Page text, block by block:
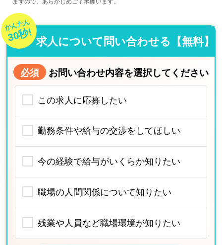
ますので、あらかじめご了承願います。
かんたん
30秒! 求人について問い合わせる【無料】
必須 お問い合わせ内容を選択してください
この求人に応募したい
勤務条件や給与の交渉をしてほしい
今の経験で給与がいくらか知りたい
職場の人間関係について知りたい
残業や人員など職場環境が知りたい